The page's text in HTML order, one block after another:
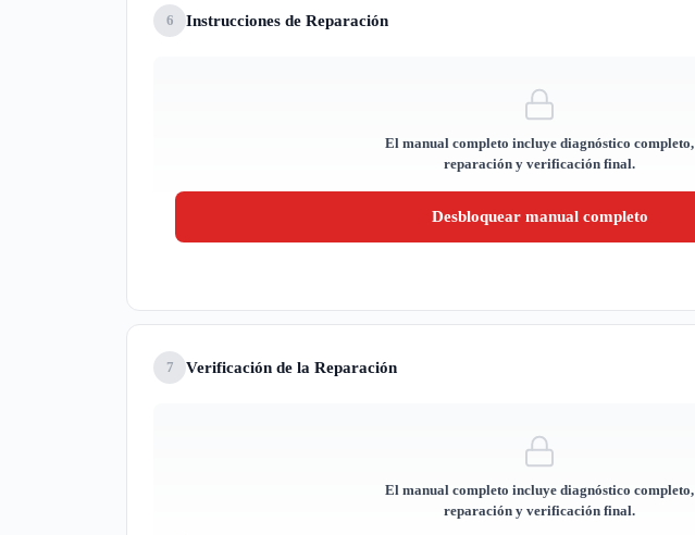
6 Instrucciones de Reparación
El manual completo incluye diagnóstico completo,
reparación y verificación final.
Desbloquear manual completo
7 Verificación de la Reparación
El manual completo incluye diagnóstico completo,
reparación y verificación final.